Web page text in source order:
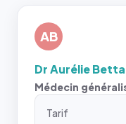
AB
Dr Aurélie
Médecin
Tarif